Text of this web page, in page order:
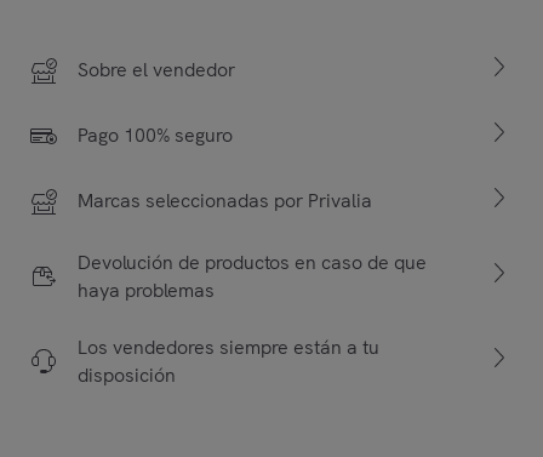
Sobre el vendedor
Pago 100% seguro
Marcas seleccionadas por Privalia
Devolución de productos en caso de que
haya problemas
Los vendedores siempre están a tu
disposición